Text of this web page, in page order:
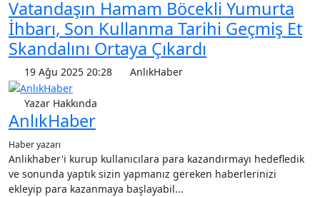
Vatandaşın Hamam Böcekli Yumurta
İhbarı, Son Kullanma Tarihi Geçmiş Et
Skandalını Ortaya Çıkardı
19 Ağu 2025 20:28 AnlıkHaber
Yazar Hakkında
AnlıkHaber
Haber yazarı
Anlikhaber'i kurup kullanıcılara para kazandırmayı hedefledik
ve sonunda yaptık sizin yapmanız gereken haberlerinizi
ekleyip para kazanmaya başlayabil...